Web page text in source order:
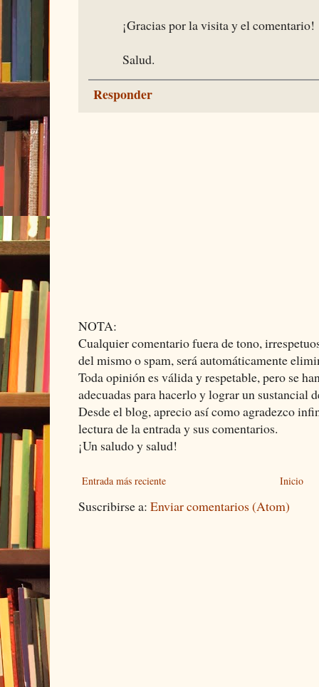
¡Gracias por la visita y el comentario!
Salud.
Responder
NOTA:
Cualquier comentario fuera de tono,
del mismo o spam, será automáticamente
Toda opinión es válida y respetable, pero se
adecuadas para hacerlo y lograr un sustancial
Desde el blog, aprecio así como agradezco
lectura de la entrada y sus comentarios.
¡Un saludo y salud!
Entrada más reciente Inicio
Suscribirse a: Enviar comentarios (Atom)